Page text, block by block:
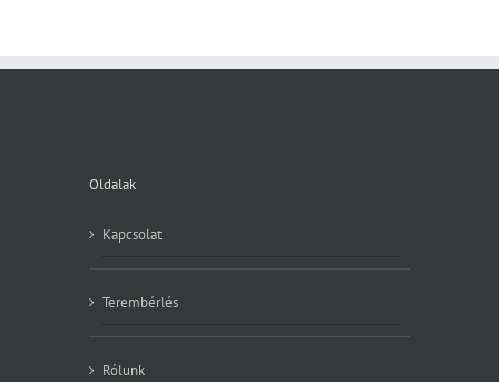
Oldalak
Kapcsolat
Terembérlés
Rólunk